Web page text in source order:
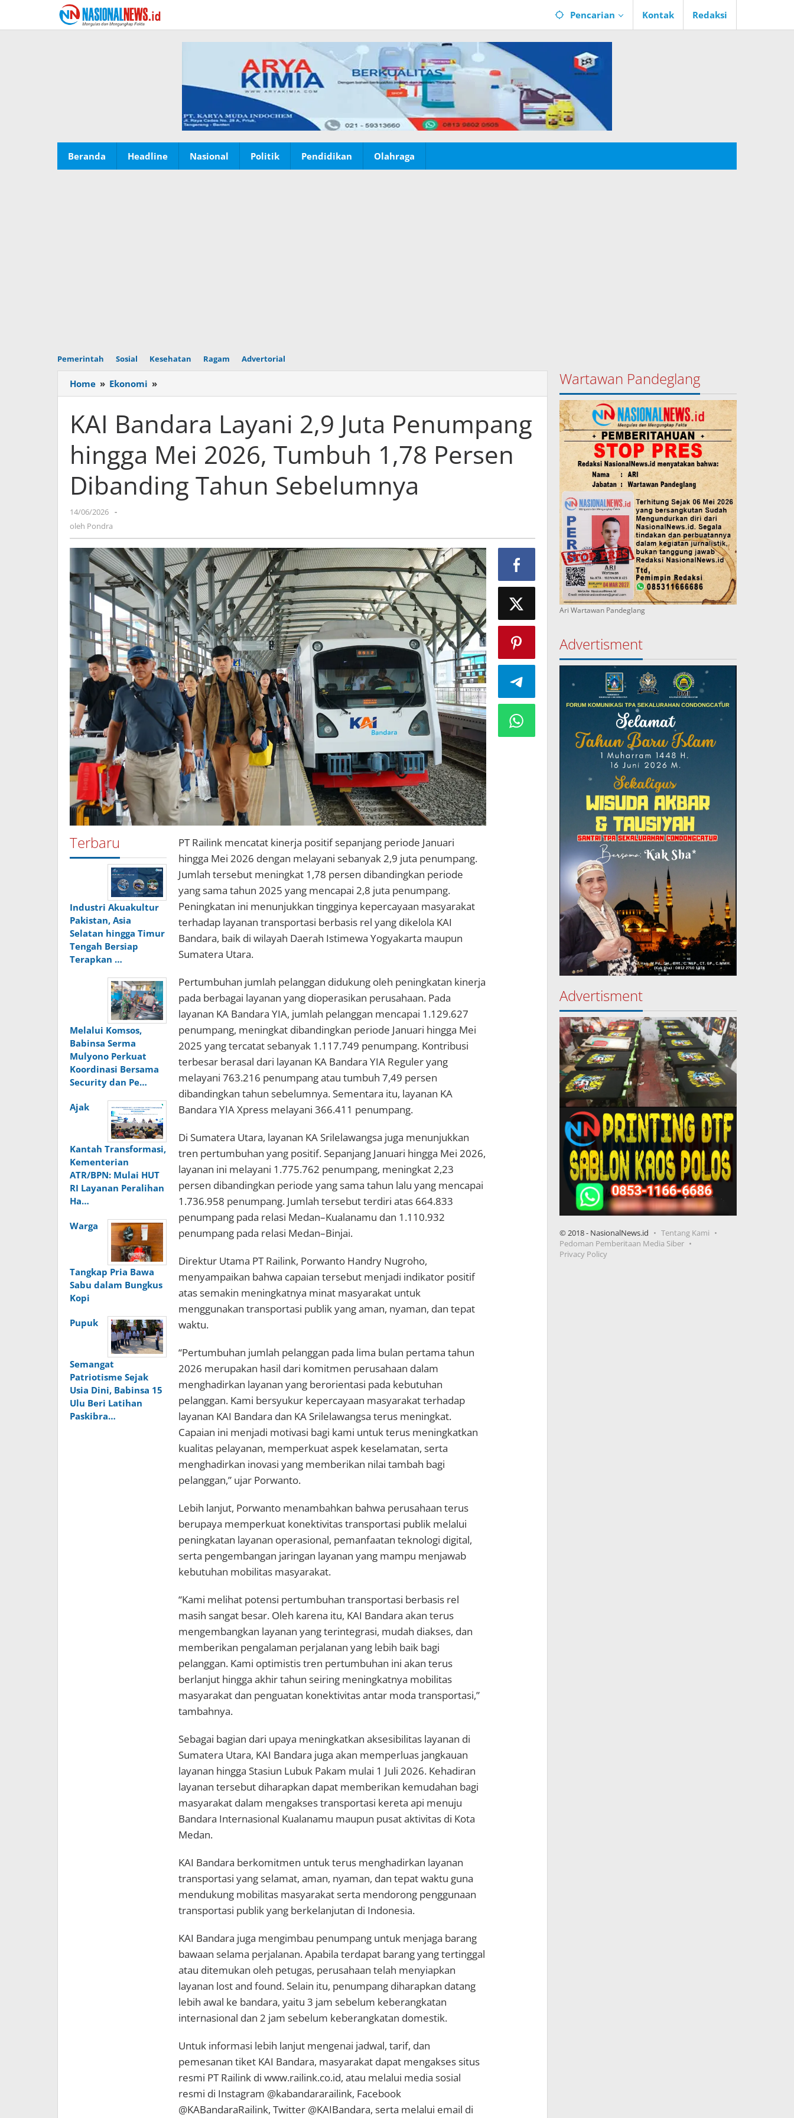
konten
Pencarian Kontak Redaksi
Beranda Headline Nasional Politik Pendidikan Olahraga
Pemerintah Sosial Kesehatan Ragam Advertorial
Home » Ekonomi »
Bandara
2,9
Juta
Penumpang
hingga
2026,
Tumbuh
Dibanding
Tahun
Sebelumnya
KAI Bandara Layani 2,9 Juta Penumpang
hingga Mei 2026, Tumbuh 1,78 Persen
Dibanding Tahun Sebelumnya
14/06/2026 oleh
-
oleh Pondra
Terbaru
Industri Akuakultur
Pakistan, Asia
Selatan hingga Timur
Tengah Bersiap
Terapkan …
Melalui Komsos,
Babinsa Serma
Mulyono Perkuat
Koordinasi Bersama
Security dan Pe…
Ajak
Kantah Transformasi,
Kementerian
ATR/BPN: Mulai HUT
RI Layanan Peralihan
Ha…
Warga
Tangkap Pria Bawa
Sabu dalam Bungkus
Kopi
Pupuk
Semangat
Patriotisme Sejak
Usia Dini, Babinsa 15
Ulu Beri Latihan
Paskibra…
PT Railink mencatat kinerja positif sepanjang periode Januari
hingga Mei 2026 dengan melayani sebanyak 2,9 juta penumpang.
Jumlah tersebut meningkat 1,78 persen dibandingkan periode
yang sama tahun 2025 yang mencapai 2,8 juta penumpang.
Peningkatan ini menunjukkan tingginya kepercayaan masyarakat
terhadap layanan transportasi berbasis rel yang dikelola KAI
Bandara, baik di wilayah Daerah Istimewa Yogyakarta maupun
Sumatera Utara.
Pertumbuhan jumlah pelanggan didukung oleh peningkatan kinerja
pada berbagai layanan yang dioperasikan perusahaan. Pada
layanan KA Bandara YIA, jumlah pelanggan mencapai 1.129.627
penumpang, meningkat dibandingkan periode Januari hingga Mei
2025 yang tercatat sebanyak 1.117.749 penumpang. Kontribusi
terbesar berasal dari layanan KA Bandara YIA Reguler yang
melayani 763.216 penumpang atau tumbuh 7,49 persen
dibandingkan tahun sebelumnya. Sementara itu, layanan KA
Bandara YIA Xpress melayani 366.411 penumpang.
Di Sumatera Utara, layanan KA Srilelawangsa juga menunjukkan
tren pertumbuhan yang positif. Sepanjang Januari hingga Mei 2026,
layanan ini melayani 1.775.762 penumpang, meningkat 2,23
persen dibandingkan periode yang sama tahun lalu yang mencapai
1.736.958 penumpang. Jumlah tersebut terdiri atas 664.833
penumpang pada relasi Medan–Kualanamu dan 1.110.932
penumpang pada relasi Medan–Binjai.
Direktur Utama PT Railink, Porwanto Handry Nugroho,
menyampaikan bahwa capaian tersebut menjadi indikator positif
atas semakin meningkatnya minat masyarakat untuk
menggunakan transportasi publik yang aman, nyaman, dan tepat
waktu.
“Pertumbuhan jumlah pelanggan pada lima bulan pertama tahun
2026 merupakan hasil dari komitmen perusahaan dalam
menghadirkan layanan yang berorientasi pada kebutuhan
pelanggan. Kami bersyukur kepercayaan masyarakat terhadap
layanan KAI Bandara dan KA Srilelawangsa terus meningkat.
Capaian ini menjadi motivasi bagi kami untuk terus meningkatkan
kualitas pelayanan, memperkuat aspek keselamatan, serta
menghadirkan inovasi yang memberikan nilai tambah bagi
pelanggan,” ujar Porwanto.
Lebih lanjut, Porwanto menambahkan bahwa perusahaan terus
berupaya memperkuat konektivitas transportasi publik melalui
peningkatan layanan operasional, pemanfaatan teknologi digital,
serta pengembangan jaringan layanan yang mampu menjawab
kebutuhan mobilitas masyarakat.
“Kami melihat potensi pertumbuhan transportasi berbasis rel
masih sangat besar. Oleh karena itu, KAI Bandara akan terus
mengembangkan layanan yang terintegrasi, mudah diakses, dan
memberikan pengalaman perjalanan yang lebih baik bagi
pelanggan. Kami optimistis tren pertumbuhan ini akan terus
berlanjut hingga akhir tahun seiring meningkatnya mobilitas
masyarakat dan penguatan konektivitas antar moda transportasi,”
tambahnya.
Sebagai bagian dari upaya meningkatkan aksesibilitas layanan di
Sumatera Utara, KAI Bandara juga akan memperluas jangkauan
layanan hingga Stasiun Lubuk Pakam mulai 1 Juli 2026. Kehadiran
layanan tersebut diharapkan dapat memberikan kemudahan bagi
masyarakat dalam mengakses transportasi kereta api menuju
Bandara Internasional Kualanamu maupun pusat aktivitas di Kota
Medan.
KAI Bandara berkomitmen untuk terus menghadirkan layanan
transportasi yang selamat, aman, nyaman, dan tepat waktu guna
mendukung mobilitas masyarakat serta mendorong penggunaan
transportasi publik yang berkelanjutan di Indonesia.
KAI Bandara juga mengimbau penumpang untuk menjaga barang
bawaan selama perjalanan. Apabila terdapat barang yang tertinggal
atau ditemukan oleh petugas, perusahaan telah menyiapkan
layanan lost and found. Selain itu, penumpang diharapkan datang
lebih awal ke bandara, yaitu 3 jam sebelum keberangkatan
internasional dan 2 jam sebelum keberangkatan domestik.
Untuk informasi lebih lanjut mengenai jadwal, tarif, dan
pemesanan tiket KAI Bandara, masyarakat dapat mengakses situs
resmi PT Railink di www.railink.co.id, atau melalui media sosial
resmi di Instagram @kabandararailink, Facebook
@KABandaraRailink, Twitter @KAIBandara, serta melalui email di
Wartawan Pandeglang
Ari Wartawan Pandeglang
Advertisment
Advertisment
© 2018 - NasionalNews.id
Tentang Kami
Pedoman Pemberitaan Media Siber
Privacy Policy